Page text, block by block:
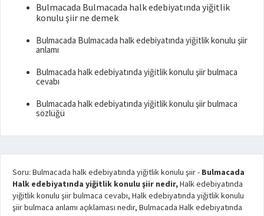
Bulmacada Bulmacada halk edebiyatında yiğitlik
konulu şiir ne demek
Bulmacada Bulmacada halk edebiyatında yiğitlik konulu şiir
anlamı
Bulmacada halk edebiyatında yiğitlik konulu şiir bulmaca
cevabı
Bulmacada halk edebiyatında yiğitlik konulu şiir bulmaca
sözlüğü
Soru: Bulmacada halk edebiyatında yiğitlik konulu şiir- Bulmacada
Halk edebiyatında yiğitlik konulu şiir nedir,Halk edebiyatında
yiğitlik konulu şiir bulmaca cevabı, Halk edebiyatında yiğitlik konulu
şiir bulmaca anlamı açıklaması nedir, Bulmacada Halk edebiyatında